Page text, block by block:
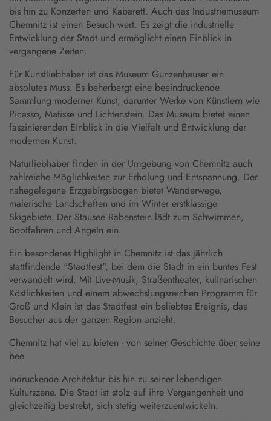
bis hin zu Konzerten und Kabarett. Auch das Industriemuseum
Chemnitz ist einen Besuch wert. Es zeigt die industrielle
Entwicklung der Stadt und ermöglicht einen Einblick in
vergangene Zeiten.
Für Kunstliebhaber ist das Museum Gunzenhauser ein
absolutes Muss. Es beherbergt eine beeindruckende
Sammlung moderner Kunst, darunter Werke von Künstlern wie
Picasso, Matisse und Lichtenstein. Das Museum bietet einen
faszinierenden Einblick in die Vielfalt und Entwicklung der
modernen Kunst.
Naturliebhaber finden in der Umgebung von Chemnitz auch
zahlreiche Möglichkeiten zur Erholung und Entspannung. Der
nahegelegene Erzgebirgsbogen bietet Wanderwege,
malerische Landschaften und im Winter erstklassige
Skigebiete. Der Stausee Rabenstein lädt zum Schwimmen,
Bootfahren und Angeln ein.
Ein besonderes Highlight in Chemnitz ist das jährlich
stattfindende "Stadtfest", bei dem die Stadt in ein buntes Fest
verwandelt wird. Mit Live-Musik, Straßentheater, kulinarischen
Köstlichkeiten und einem abwechslungsreichen Programm für
Groß und Klein ist das Stadtfest ein beliebtes Ereignis, das
Besucher aus der ganzen Region anzieht.
Chemnitz hat viel zu bieten - von seiner Geschichte über seine
bee
indruckende Architektur bis hin zu seiner lebendigen
Kulturszene. Die Stadt ist stolz auf ihre Vergangenheit und
gleichzeitig bestrebt, sich stetig weiterzuentwickeln.